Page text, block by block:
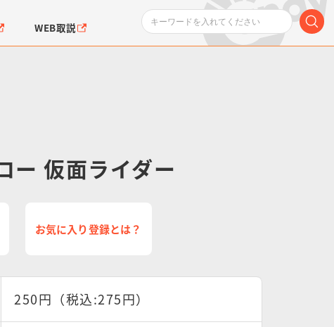
WEB取説
ー 仮面ライダー
お気に入り登録とは？
250円（税込:275円）